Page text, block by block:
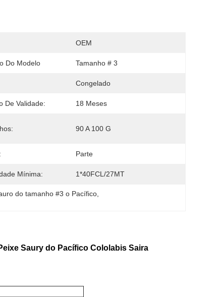
OEM
Do Modelo Tamanho # 3
Congelado
De Validade: 18 Meses
90 A 100 G
Parte
Mínima: 1*40FCL/27MT
do tamanho #3 o Pacífico
Saury do Pacífico Cololabis Saira